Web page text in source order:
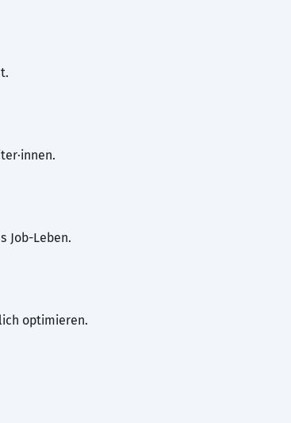
Job-Leben.
optimieren.